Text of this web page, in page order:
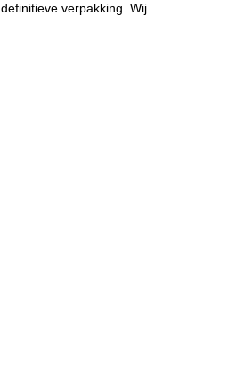
verpakking. Wij